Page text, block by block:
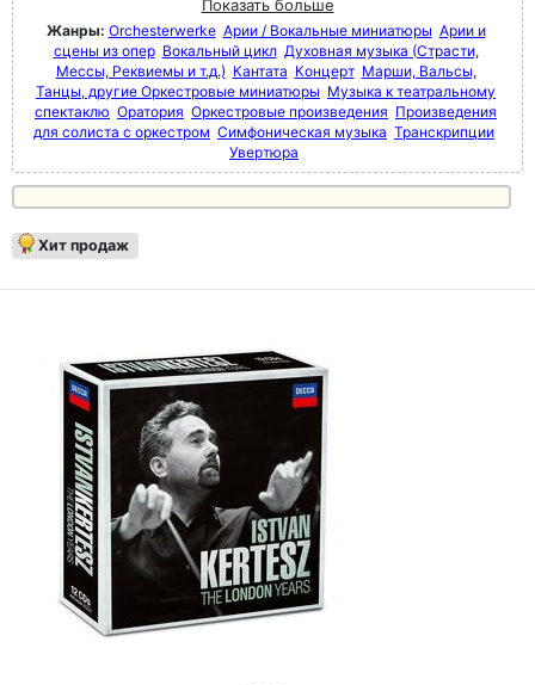
Показать больше
Жанры: Orchesterwerke Арии / Вокальные миниатюры Арии и
сцены из опер Вокальный цикл Духовная музыка (Страсти,
Мессы, Реквиемы и т.д.) Кантата Концерт Марши, Вальсы,
Танцы, другие Оркестровые миниатюры Музыка к театральному
спектаклю Оратория Оркестровые произведения Произведения
для солиста с оркестром Симфоническая музыка Транскрипции
Увертюра
Хит продаж